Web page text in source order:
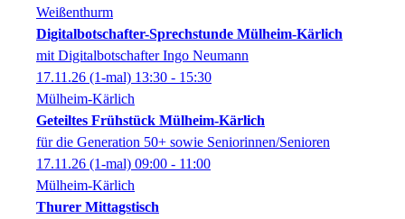
Weißenthurm
Digitalbotschafter-Sprechstunde Mülheim-Kärlich
mit Digitalbotschafter Ingo Neumann
17.11.26 (1-mal) 13:30 - 15:30
Mülheim-Kärlich
Geteiltes Frühstück Mülheim-Kärlich
für die Generation 50+ sowie Seniorinnen/Senioren
17.11.26 (1-mal) 09:00 - 11:00
Mülheim-Kärlich
Thurer Mittagstisch